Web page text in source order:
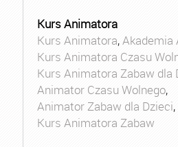
Kurs Animatora
Kurs Animatora,Akademia
Kurs Animatora Czasu
Kurs Animatora Zabaw dla
Animator Czasu Wolnego,
Animator Zabaw dla Dzieci,
Kurs Animatora Zabaw